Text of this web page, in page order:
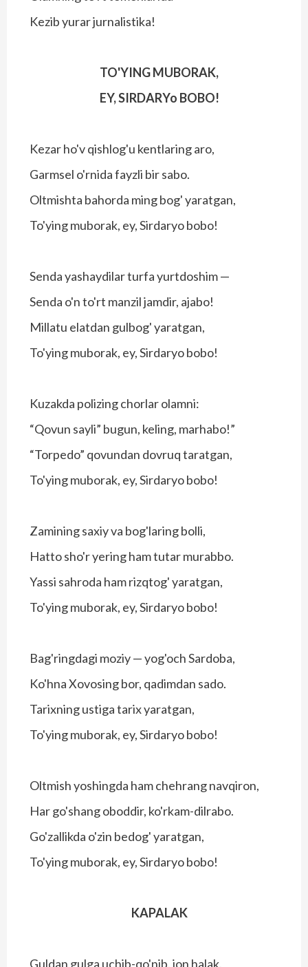
Kezib yurar jurnalistika!
TO'YING MUBORAK,
EY, SIRDARYo BOBO!
Kezar ho'v qishlog'u kentlaring aro,
Garmsel o'rnida fayzli bir sabo.
Oltmishta bahorda ming bog' yaratgan,
To'ying muborak, ey, Sirdaryo bobo!
Senda yashaydilar turfa yurtdoshim —
Senda o'n to'rt manzil jamdir, ajabo!
Millatu elatdan gulbog' yaratgan,
To'ying muborak, ey, Sirdaryo bobo!
Kuzakda polizing chorlar olamni:
“Qovun sayli” bugun, keling, marhabo!”
“Torpedo” qovundan dovruq taratgan,
To'ying muborak, ey, Sirdaryo bobo!
Zamining saxiy va bog'laring bolli,
Hatto sho'r yering ham tutar murabbo.
Yassi sahroda ham rizqtog' yaratgan,
To'ying muborak, ey, Sirdaryo bobo!
Bag'ringdagi moziy — yog'och Sardoba,
Ko'hna Xovosing bor, qadimdan sado.
Tarixning ustiga tarix yaratgan,
To'ying muborak, ey, Sirdaryo bobo!
Oltmish yoshingda ham chehrang navqiron,
Har go'shang oboddir, ko'rkam-dilrabo.
Go'zallikda o'zin bedog' yaratgan,
To'ying muborak, ey, Sirdaryo bobo!
KAPALAK
Guldan gulga uchib-qo'nib, jon halak,